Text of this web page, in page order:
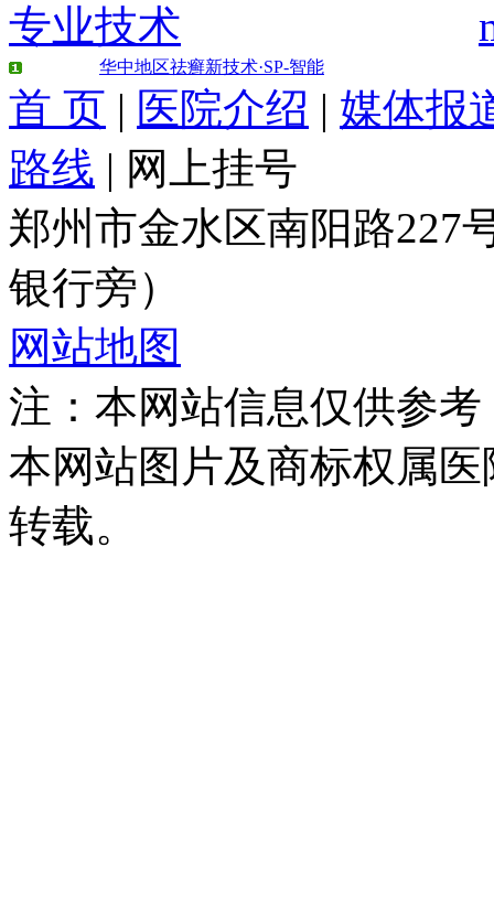
周文敬 门诊医师
周文敬，女，门诊 ...详情>>
刘长江 门诊医师
刘长江，男，门诊 ...详情>>
专业技术
华中地区祛癣新技术·SP-智能
首 页 | 医院介绍 | 媒体报
路线 | 网上挂号
郑州市金水区南阳路227
银行旁）
网站地图
注：本网站信息仅供参
本网站图片及商标权属
转载。